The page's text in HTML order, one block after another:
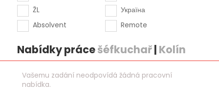
ŽL
Absolvent
Україна
Remote
Nabídky prácešéfkuchař| Kolín
Vašemu zadání neodpovídá žádná pracovní
nabídka.